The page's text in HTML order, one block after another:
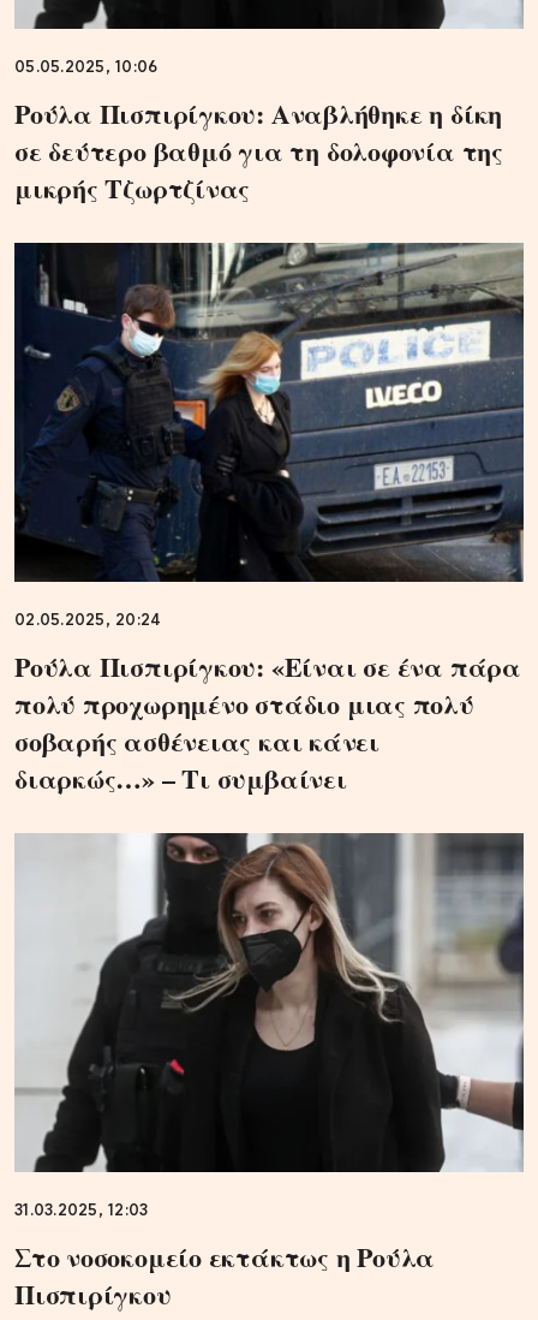
05.05.2025, 10:06
Ρούλα Πισπιρίγκου: Αναβλήθηκε η δίκη
σε δεύτερο βαθμό για τη δολοφονία της
μικρής Τζωρτζίνας
02.05.2025, 20:24
Ρούλα Πισπιρίγκου: «Είναι σε ένα πάρα
πολύ προχωρημένο στάδιο μιας πολύ
σοβαρής ασθένειας και κάνει
διαρκώς…» – Τι συμβαίνει
31.03.2025, 12:03
Στο νοσοκομείο εκτάκτως η Ρούλα
Πισπιρίγκου